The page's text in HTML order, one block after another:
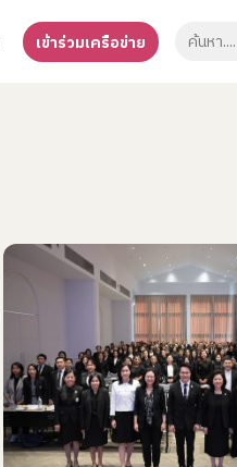
เข้าร่วมเครือข่าย
Search
for: